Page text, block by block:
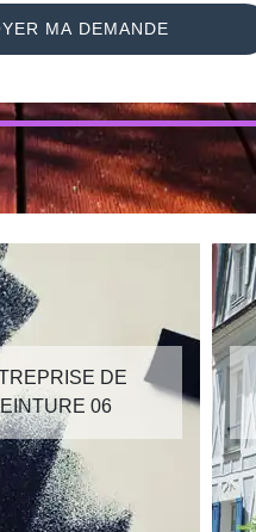
DE
06